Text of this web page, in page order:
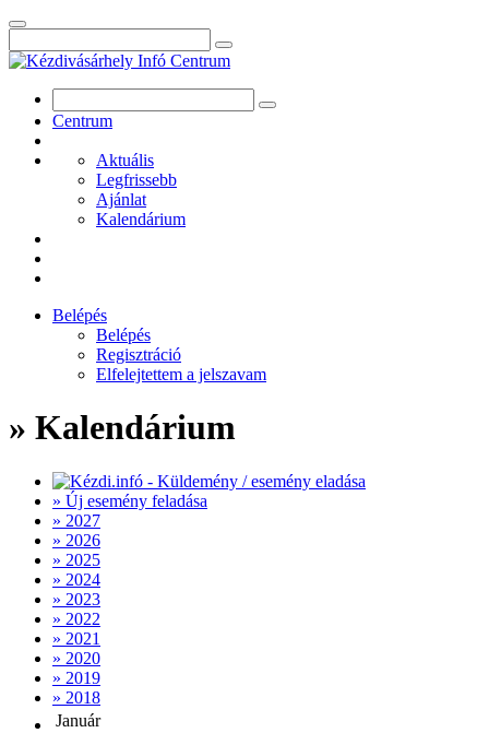
Centrum
Aktuális
Legfrissebb
Ajánlat
Kalendárium
Belépés
Belépés
Regisztráció
Elfelejtettem a jelszavam
» Kalendárium
» Új esemény feladása
» 2027
» 2026
» 2025
» 2024
» 2023
» 2022
» 2021
» 2020
» 2019
» 2018
Január